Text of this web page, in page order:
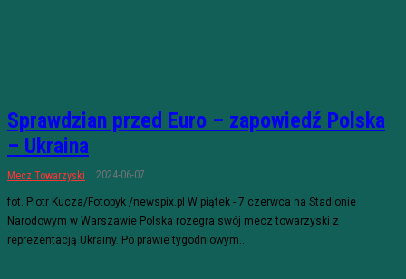
Sprawdzian przed Euro – zapowiedź Polska
– Ukraina
Mecz Towarzyski 2024-06-07
fot. Piotr Kucza/Fotopyk /newspix.pl W piątek - 7 czerwca na Stadionie
Narodowym w Warszawie Polska rozegra swój mecz towarzyski z
reprezentacją Ukrainy. Po prawie tygodniowym...